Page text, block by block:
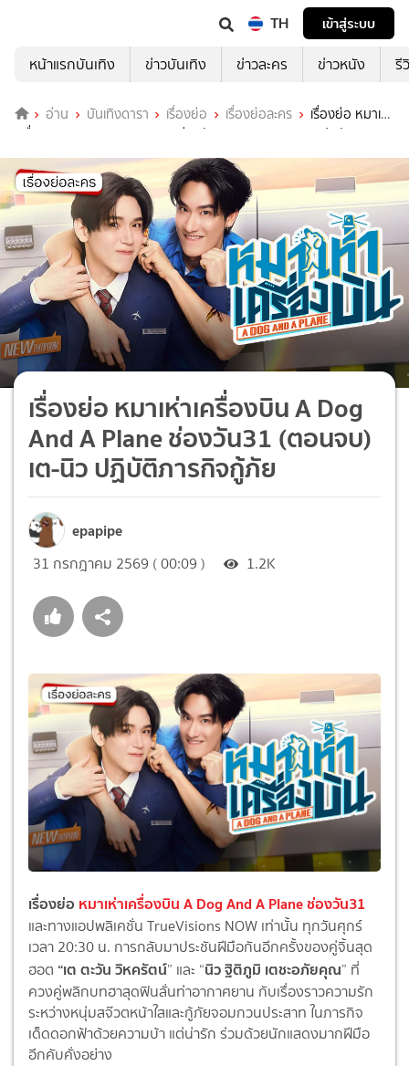
TH
เข้าสู่ระบบ
หน้าแรกบันเทิง
ข่าวบันเทิง ข่าวละคร ข่าวหนัง รี
อ่าน บันเทิงดารา เรื่องย่อ เรื่องย่อละคร
เรื่องย่อ หมาเห่า
เครื่องบิน A Dog And A Plane ช่องวัน31 (ตอนจบ) เต-นิว ปฏิบัติภารกิจ
เรื่องย่อ หมาเห่าเครื่องบิน A Dog
And A Plane ช่องวัน31 (ตอนจบ)
เต-นิว ปฏิบัติภารกิจกู้ภัย
epapipe
31 กรกฎาคม 2569 ( 00:09 ) 1.2K
เรื่องย่อ หมาเห่าเครื่องบิน A Dog And A Plane ช่องวัน31
และทางแอปพลิเคชั่น TrueVisions NOW เท่านั้น ทุกวันศุกร์
เวลา 20:30 น. การกลับมาประชันฝีมือกันอีกครั้งของคู่จิ้นสุด
ฮอต “เตตะวัน วิหครัตน์” และ “นิวฐิติภูมิ เตชะอภัยคุณ” ที่
ควงคู่พลิกบทฮาสุดฟินลั่นท่าอากาศยาน กับเรื่องราวความรัก
ระหว่างหนุ่มสจ๊วตหน้าใสและกู้ภัยจอมกวนประสาท ในภารกิจ
เด็ดดอกฟ้าด้วยความบ้า แต่น่ารัก ร่วมด้วยนักแสดงมากฝีมือ
อีกคับคั่งอย่าง